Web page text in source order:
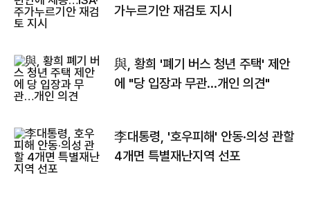
가누르기안 재검토 지시
與, 황희 '폐기 버스 청년 주택' 제안
에 "당 입장과 무관…개인 의견"
李대통령, '호우피해' 안동·의성 관할
4개면 특별재난지역 선포